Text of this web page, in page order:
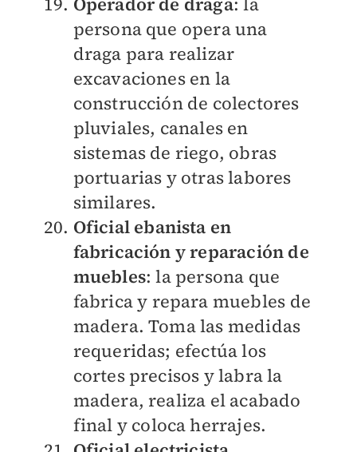
persona que opera una
draga para realizar
excavaciones en la
construcción de colectores
pluviales, canales en
sistemas de riego, obras
portuarias y otras labores
similares.
Oficial ebanista en
fabricación y reparación de
muebles: la persona que
fabrica y repara muebles de
madera. Toma las medidas
requeridas; efectúa los
cortes precisos y labra la
madera, realiza el acabado
final y coloca herrajes.